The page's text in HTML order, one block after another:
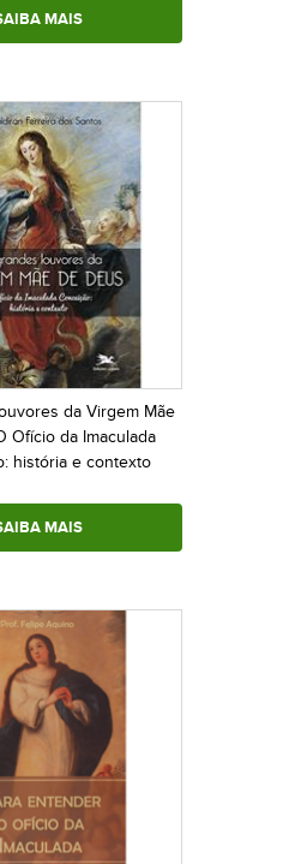
Maria
MAIS
da Virgem Mãe
Ofício da Imaculada
história e contexto
MAIS